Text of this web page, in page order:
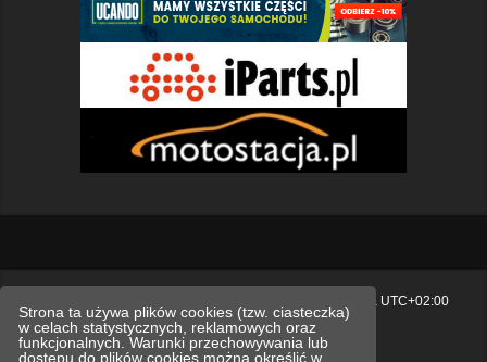
Strona ta używa plików cookies (tzw. ciasteczka)
w celach statystycznych, reklamowych oraz
funkcjonalnych. Warunki przechowywania lub
dostępu do plików cookies można określić w
UTC+02:00
Polityka prywatności.